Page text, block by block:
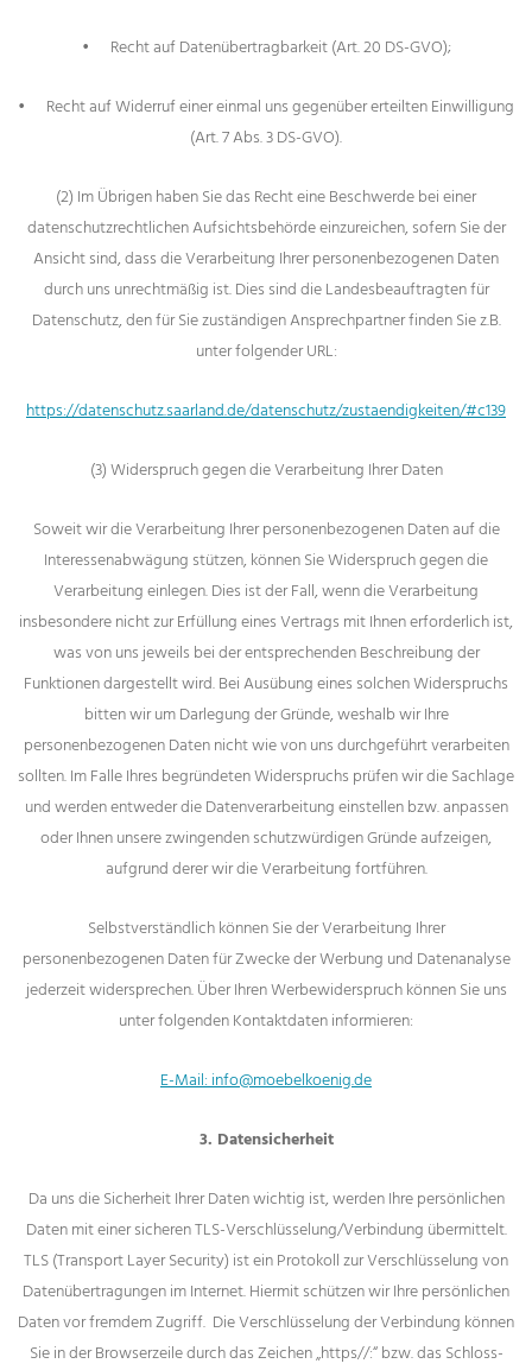
• Recht auf Datenübertragbarkeit (Art. 20 DS-GVO);
•
Recht auf Widerruf einer einmal uns gegenüber erteilten Einwilligung
(Art. 7 Abs. 3 DS-GVO).
(2) Im Übrigen haben Sie das Recht eine Beschwerde bei einer
datenschutzrechtlichen Aufsichtsbehörde einzureichen, sofern Sie der
Ansicht sind, dass die Verarbeitung Ihrer personenbezogenen Daten
durch uns unrechtmäßig ist. Dies sind die Landesbeauftragten für
Datenschutz, den für Sie zuständigen Ansprechpartner finden Sie z.B.
unter folgender URL:
https://datenschutz.saarland.de/datenschutz/zustaendigkeiten/#c139
(3) Widerspruch gegen die Verarbeitung Ihrer Daten
Soweit wir die Verarbeitung Ihrer personenbezogenen Daten auf die
Interessenabwägung stützen, können Sie Widerspruch gegen die
Verarbeitung einlegen. Dies ist der Fall, wenn die Verarbeitung
insbesondere nicht zur Erfüllung eines Vertrags mit Ihnen erforderlich ist,
was von uns jeweils bei der entsprechenden Beschreibung der
Funktionen dargestellt wird. Bei Ausübung eines solchen Widerspruchs
bitten wir um Darlegung der Gründe, weshalb wir Ihre
personenbezogenen Daten nicht wie von uns durchgeführt verarbeiten
sollten. Im Falle Ihres begründeten Widerspruchs prüfen wir die Sachlage
und werden entweder die Datenverarbeitung einstellen bzw. anpassen
oder Ihnen unsere zwingenden schutzwürdigen Gründe aufzeigen,
aufgrund derer wir die Verarbeitung fortführen.
Selbstverständlich können Sie der Verarbeitung Ihrer
personenbezogenen Daten für Zwecke der Werbung und Datenanalyse
jederzeit widersprechen. Über Ihren Werbewiderspruch können Sie uns
unter folgenden Kontaktdaten informieren:
E-Mail: info@moebelkoenig.de
3. Datensicherheit
Da uns die Sicherheit Ihrer Daten wichtig ist, werden Ihre persönlichen
Daten mit einer sicheren TLS-Verschlüsselung/Verbindung übermittelt.
TLS (Transport Layer Security) ist ein Protokoll zur Verschlüsselung von
Datenübertragungen im Internet. Hiermit schützen wir Ihre persönlichen
Daten vor fremdem Zugriff. Die Verschlüsselung der Verbindung können
Sie in der Browserzeile durch das Zeichen „https//:“ bzw. das Schloss-